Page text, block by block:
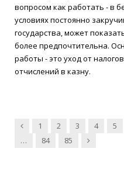
вопросом как работать - в
условиях постоянно
государства, может
более предпочтительна.
работы - это уход от
отчислений в казну.
Предыдущие
1 2 3 4 5
…
84 85 Далее